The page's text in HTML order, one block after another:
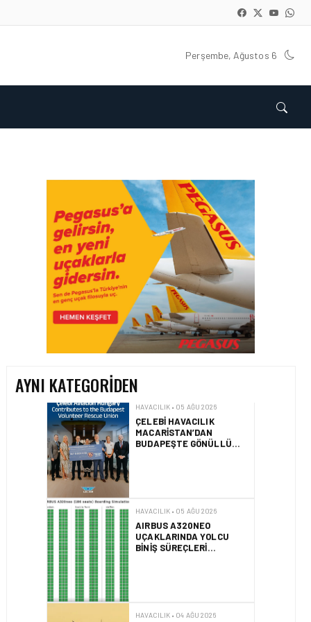
Perşembe, Ağustos 6
AYNI KATEGORIDEN
HAVACILIK • 05 AĞU 2026
YAKIT MALIYETLERINDEKI
YÜZDE 46’LIK ARTIŞA
KARŞI HANGI ÖNLEMLER
ALINIYOR?
HAVACILIK • 05 AĞU 2026
ÇELEBI HAVACILIK
MACARISTAN’DAN
BUDAPEŞTE GÖNÜLLÜ
KURTARMA BIRLIĞI’NE
ANLAMLI DESTEK!
AIRBUS A320NEO
UÇAKLARINDA YOLCU
BINIŞ SÜREÇLERI
SIMÜLASYONLA TEST
2025 YILINDA PILOTLAR
ENÇOK KUŞ ÇARPMA
OLAYINI RAPOR ETTI